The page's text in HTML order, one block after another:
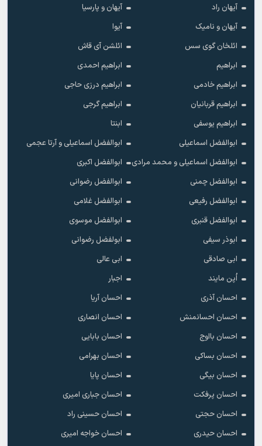
آیهان راد
آیهان و پارسیا
آیهان و نامیک
آیوا
ائلخان گوی سس
ائلشن آی قاش
ابراهیم
ابراهیم احمدی
ابراهیم خادمی
ابراهیم درزی حاجی
ابراهیم قربانیان
ابراهیم گرجی
ابراهیم یوسفی
ابنتا
ابوالفضل اسماعیلی
ابوالفضل اسماعیلی و آرتا عجمی
ابوالفضل اسماعیلی و محمد مرادی
ابوالفضل اکبری
ابوالفضل چمنی
ابوالفضل رضوانی
ابوالفضل رفیعی
ابوالفضل غلامی
ابوالفضل قنبری
ابوالفضل موسوی
ابوذر سیفی
ابولفضل رضوانی
ابی صادقی
ابی عالی
اُپن مایند
اجبار
احسان آذری
احسان آریا
احسان احسانمنش
احسان انصاری
احسان بااوج
احسان بابایی
احسان بساکی
احسان بهرامی
احسان بیگی
احسان پایا
احسان پرفکت
احسان جباری امیری
احسان حجتی
احسان حسینی راد
احسان حیدری
احسان خواجه امیری